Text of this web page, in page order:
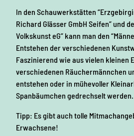
In den Schauwerkstätten
Richard Glässer GmbH Seifen” und
Volkskunst eG” kann man den
Entstehen der verschiedenen
Faszinierend wie aus vielen kleinen
verschiedenen Räuchermännchen
entstehen oder in mühevoller
Spanbäumchen gedrechselt werden.
Tipp: Es gibt auch tolle
Erwachsene!